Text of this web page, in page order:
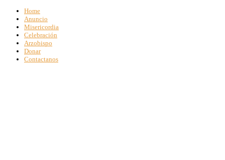
Home
Anuncio
Misericordia
Celebración
Arzobispo
Donar
Contactanos